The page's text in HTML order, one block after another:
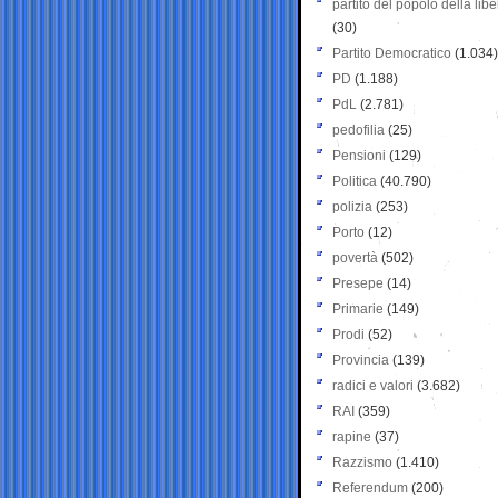
partito del popolo della
(30)
Partito Democratico (1.034)
PD (1.188)
PdL (2.781)
pedofilia (25)
Pensioni (129)
Politica (40.790)
polizia (253)
Porto (12)
povertà (502)
Presepe (14)
Primarie (149)
Prodi (52)
Provincia (139)
radici e valori (3.682)
RAI (359)
rapine (37)
Razzismo (1.410)
Referendum (200)